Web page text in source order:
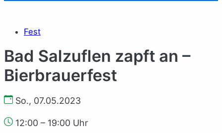
Fest
Bad Salzuflen zapft an –
Bierbrauerfest
So., 07.05.2023
12:00 – 19:00 Uhr